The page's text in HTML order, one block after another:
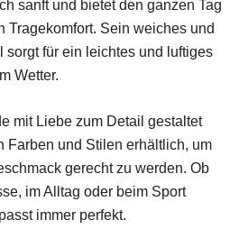
sanft und bietet den ganzen Tag
Tragekomfort. Sein weiches und
sorgt für ein leichtes und luftiges
Wetter.
mit Liebe zum Detail gestaltet
Farben und Stilen erhältlich, um
gerecht zu werden. Ob
im Alltag oder beim Sport
immer perfekt.